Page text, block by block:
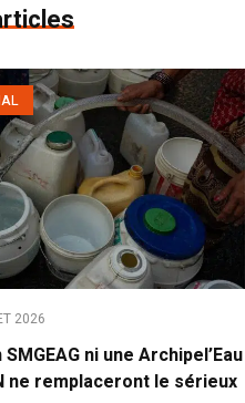
2026
SMGEAG ni une Archipel’Eau
ne remplaceront le sérieux